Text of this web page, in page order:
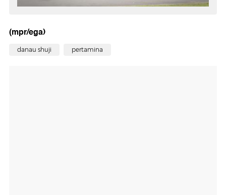
(mpr/ega)
danau shuji pertamina